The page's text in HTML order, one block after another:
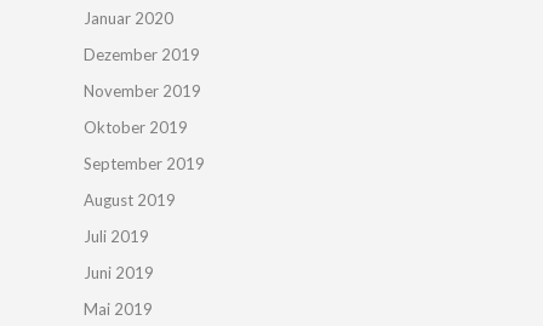
Januar 2020
Dezember 2019
November 2019
Oktober 2019
September 2019
August 2019
Juli 2019
Juni 2019
Mai 2019